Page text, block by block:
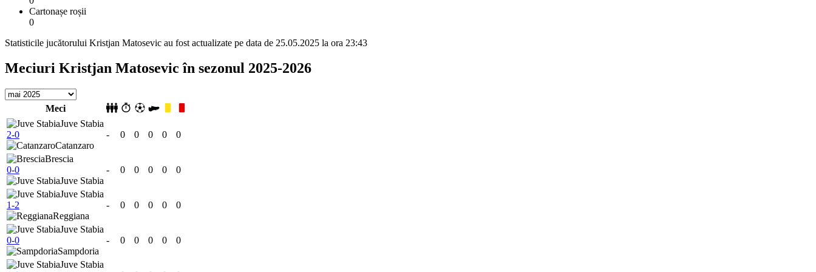
Cartonașe roșii
0
Statisticile jucătorului Kristjan Matosevic au fost actualizate pe data de 25.05.2025 la ora 23:43
Meciuri Kristjan Matosevic în sezonul 2025-2026
Meci
Juve Stabia
2-0
Catanzaro
- 0 0 0 0 0
Brescia
0-0
Juve Stabia
- 0 0 0 0 0
Juve Stabia
1-2
Reggiana
- 0 0 0 0 0
Juve Stabia
0-0
Sampdoria
- 0 0 0 0 0
Juve Stabia